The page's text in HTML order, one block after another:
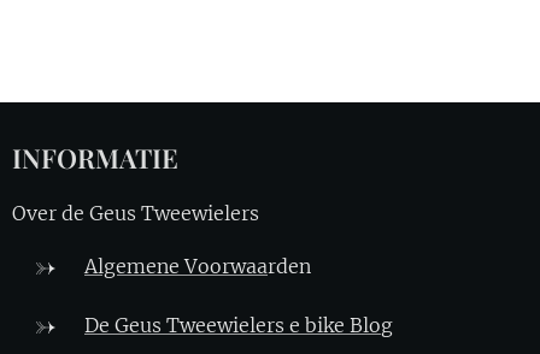
INFORMATIE
Over de Geus Tweewielers
Algemene Voorwaarden
De Geus Tweewielers e bike Blog